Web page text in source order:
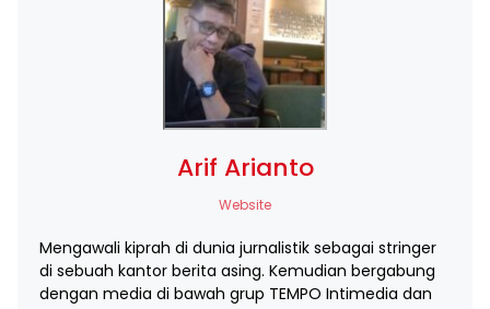
Arif Arianto
Website
Mengawali kiprah di dunia jurnalistik sebagai stringer
di sebuah kantor berita asing. Kemudian bergabung
dengan media di bawah grup TEMPO Intimedia dan